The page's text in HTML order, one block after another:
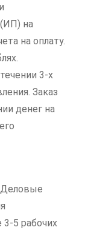
на
на оплату.
3-х
Заказ
денег на
3-5 рабочих